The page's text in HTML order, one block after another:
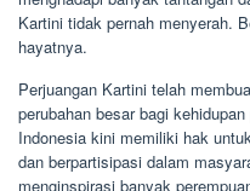
Kartini tidak pernah menyerah.
hayatnya.
Perjuangan Kartini telah
perubahan besar bagi
Indonesia kini memiliki hak
dan berpartisipasi dalam
menginspirasi banyak